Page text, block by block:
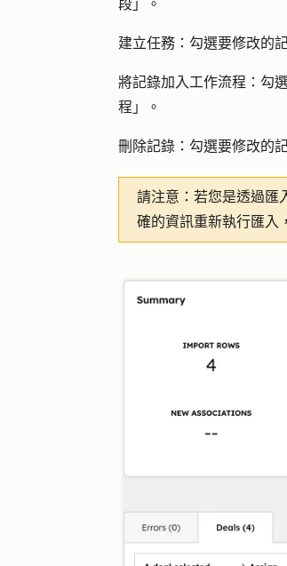
段」
。
建立任務 ：勾選要修改的
將記錄加入工作流程 ：勾
程」
。
刪除記錄 ：勾選要修改的
請注意： 若您是透過匯
確的資訊重新執行匯入